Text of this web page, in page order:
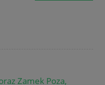
Zamek Poza,